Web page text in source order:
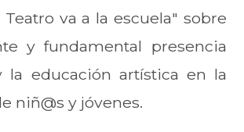
va a la escuela" sobre
y fundamental presencia
la educación artística en la
niñ@s y jóvenes.